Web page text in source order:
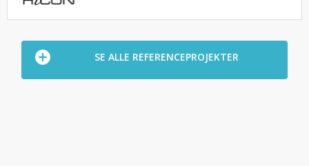
SE ALLE REFERENCEPROJEKTER